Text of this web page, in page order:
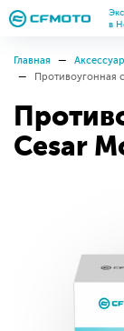
в
Главная
Противоугонная
Cesar